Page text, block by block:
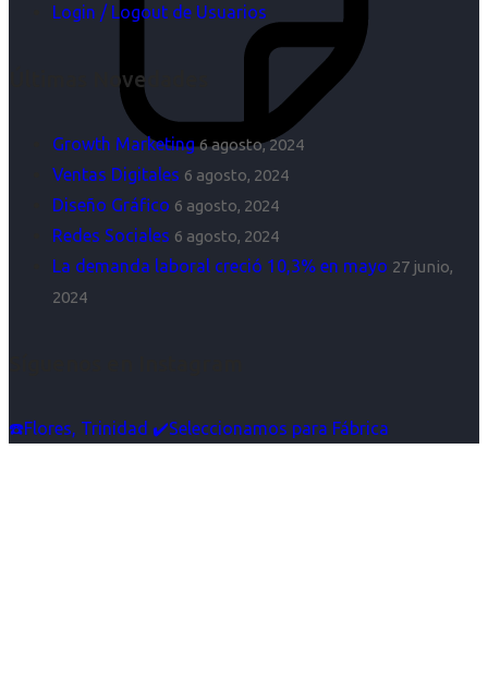
Login / Logout de Usuarios
Últimas Novedades
Growth Marketing 6 agosto, 2024
Ventas Digitales 6 agosto, 2024
Diseño Gráfico 6 agosto, 2024
Redes Sociales 6 agosto, 2024
La demanda laboral creció 10,3% en mayo 27 junio,
2024
☎️Flores, Trinidad ✔️Seleccionamos para Fábrica